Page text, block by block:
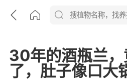
30年的酒瓶兰
了，肚子像口大